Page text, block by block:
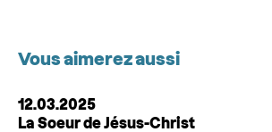
Vous aimerez aussi
12.03.2025
La Soeur de Jésus-Christ